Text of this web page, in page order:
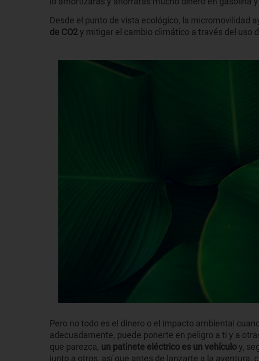
Desde el punto de vista ecológico, la micromovilidad
de CO2y mitigar el cambio climático a través del uso
Pero no todo es el dinero o el impacto ambiental
adecuadamente, puede ponerte en peligro a ti y a
que parezca, un patinete eléctrico es un vehículoy,
junto a otros, así que antes de lanzarte a la aventura,